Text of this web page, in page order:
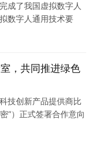
成了我国虚拟数字人
数字人通用技术要
，共同推进绿色
技创新产品提供商比
”）正式签署合作意向